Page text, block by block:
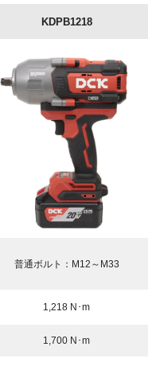
KDPB1218
普通ボルト：M12～M33
1,218 N･m
1,700 N･m